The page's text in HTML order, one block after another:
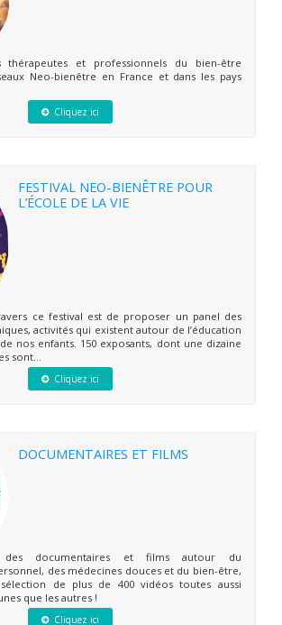
thérapeutes et professionnels du bien-être
Neo-bienêtre en France et dans les pays
Cliquez ici
FESTIVAL NEO-BIENÊTRE POUR
L’ÉCOLE DE LA VIE
ce festival est de proposer un panel des
activités qui existent autour de l’éducation
nos enfants. 150 exposants, dont une dizaine
sont...
Cliquez ici
DOCUMENTAIRES ET FILMS
des documentaires et films autour du
des médecines douces et du bien-être,
de plus de 400 vidéos toutes aussi
que les autres !
Cliquez ici